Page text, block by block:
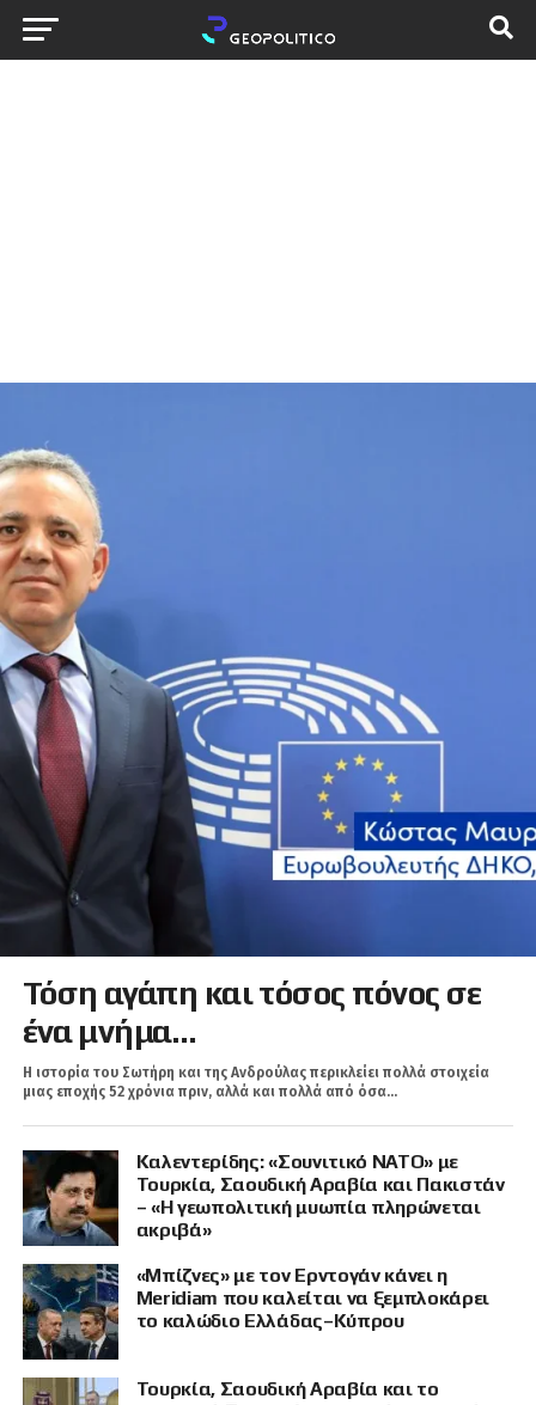
Τόση αγάπη και τόσος πόνος σε
ένα μνήμα…
Η ιστορία του Σωτήρη και της Ανδρούλας περικλείει πολλά στοιχεία
μιας εποχής 52 χρόνια πριν, αλλά και πολλά από όσα...
Καλεντερίδης: «Σουνιτικό ΝΑΤΟ» με
Τουρκία, Σαουδική Αραβία και Πακιστάν
– «Η γεωπολιτική μυωπία πληρώνεται
ακριβά»
«Μπίζνες» με τον Ερντογάν κάνει η
Meridiam που καλείται να ξεμπλοκάρει
το καλώδιο Ελλάδας–Κύπρου
Τουρκία, Σαουδική Αραβία και το